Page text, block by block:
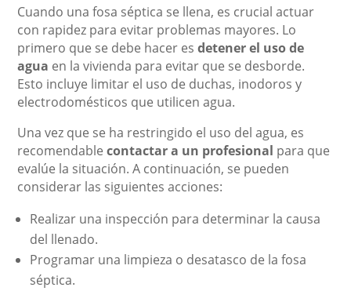
Cuando una fosa séptica se llena, es crucial actuar
con rapidez para evitar problemas mayores. Lo
primero que se debe hacer esdetener el uso de
agua en la vivienda para evitar que se desborde.
Esto incluye limitar el uso de duchas, inodoros y
electrodomésticos que utilicen agua.
Una vez que se ha restringido el uso del agua, es
recomendablecontactar a un profesional para que
evalúe la situación. A continuación, se pueden
considerar las siguientes acciones:
Realizar una inspección para determinar la causa
del llenado.
Programar una limpieza o desatasco de la fosa
séptica.